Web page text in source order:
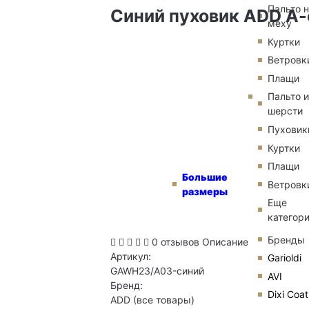
Большие
размеры
Пальто
меху
Куртки
Плащи
Пальто
шерсти
Куртки
Плащи
Еще
Бренды
Garioldi
AVI
Dixi Coat
Синий пуховик ADD
0 отзывов Описание
Артикул:
GAWH23/A03-синий
Бренд:
ADD (все товары)